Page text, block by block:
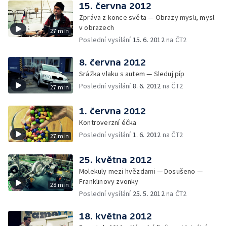
27 min
15. června 2012
Zpráva z konce světa — Obrazy mysli, mysl
v obrazech
Poslední vysílání15. 6. 2012na ČT2
27 min
8. června 2012
Srážka vlaku s autem — Sleduj píp
Poslední vysílání8. 6. 2012 na ČT2
27 min
1. června 2012
Kontroverzní éčka
Poslední vysílání1. 6. 2012 na ČT2
28 min
25. května 2012
Molekuly mezi hvězdami — Dosušeno —
Franklinovy zvonky
Poslední vysílání 25. 5. 2012na ČT2
18. května 2012